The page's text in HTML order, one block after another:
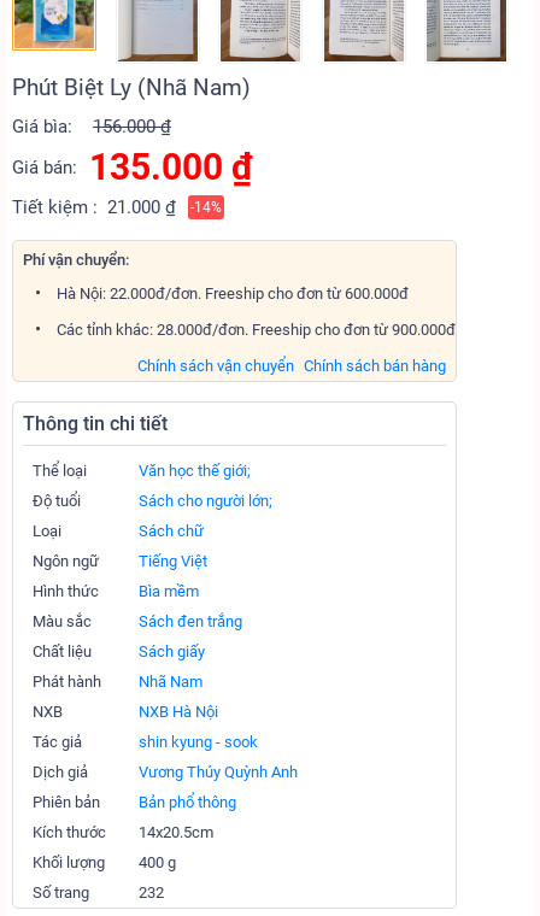
Phút Biệt Ly (Nhã Nam)
Giá bìa:
156.000 ₫
Giá bán:
135.000 ₫
Tiết kiệm : 21.000 ₫ -14%
Phí vận chuyển:
Hà Nội: 22.000đ/đơn. Freeship cho đơn từ 600.000đ
Các tỉnh khác: 28.000đ/đơn. Freeship cho đơn từ 900.000đ
Chính sách bán hàng
Chính sách vận chuyển
Thông tin chi tiết
Thể loại
Văn học thế giới;
Độ tuổi
Sách cho người lớn;
Loại
Sách chữ
Ngôn ngữ
Tiếng Việt
Hình thức
Bìa mềm
Màu sắc
Sách đen trắng
Chất liệu
Sách giấy
Phát hành
Nhã Nam
NXB
NXB Hà Nội
Tác giả
shin kyung - sook
Dịch giả
Vương Thúy Quỳnh Anh
Phiên bản
Bản phổ thông
Kích thước
14x20.5cm
Khối lượng
400 g
Số trang
232